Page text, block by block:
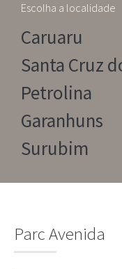
Escolha a localidade
Caruaru
Santa Cruz
Petrolina
Garanhuns
Surubim
Parc Avenida